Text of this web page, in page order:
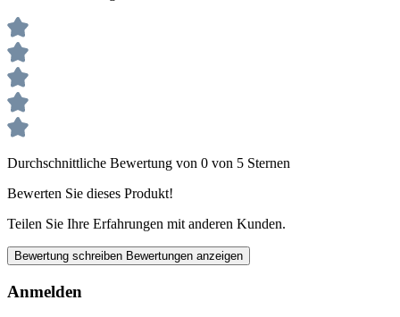
Durchschnittliche Bewertung von 0 von 5 Sternen
Bewerten Sie dieses Produkt!
Teilen Sie Ihre Erfahrungen mit anderen Kunden.
Bewertung schreiben Bewertungen anzeigen
Anmelden